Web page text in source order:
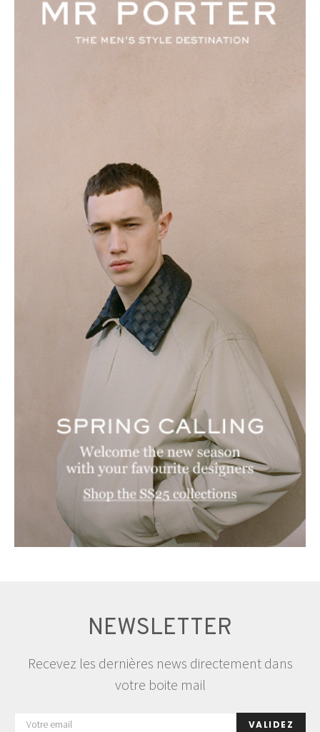
NEWSLETTER
Recevez les dernières news directement dans
votre boite mail
VALIDEZ